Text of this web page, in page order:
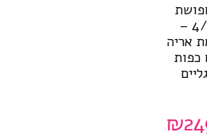
4/6 –
אריה
כפות
₪